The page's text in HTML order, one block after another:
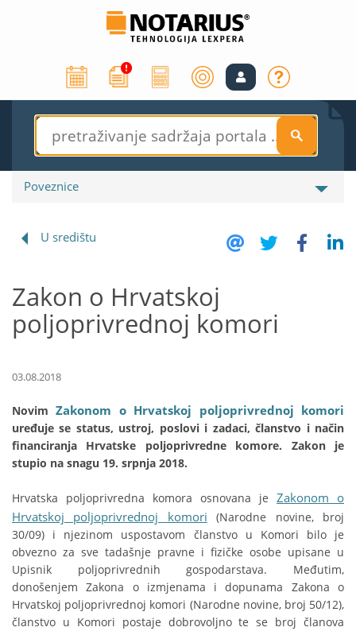
S
Poveznice
U središtu
Zakon o Hrvatskoj
poljoprivrednoj komori
03.08.2018
NovimZakonom o Hrvatskoj poljoprivrednoj komori
uređuje se status, ustroj, poslovi i zadaci, članstvo i način
financiranja Hrvatske poljoprivredne komore. Zakon je
stupio na snagu 19. srpnja 2018.
Hrvatska poljoprivredna komora osnovana je Zakonom o
Hrvatskoj poljoprivrednoj komori (Narodne novine, broj
30/09) i njezinom uspostavom članstvo u Komori bilo je
obvezno za sve tadašnje pravne i fizičke osobe upisane u
Upisnik poljoprivrednih gospodarstava. Međutim,
donošenjem Zakona o izmjenama i dopunama Zakona o
Hrvatskoj poljoprivrednoj komori (Narodne novine, broj 50/12),
članstvo u Komori postaje dobrovoljno te se broj članova